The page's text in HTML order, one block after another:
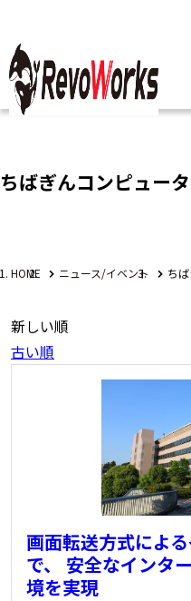
ちばぎんコンピュー
HOME ニュース/イベント ち
新しい順
古い順
画面転送方式によ
で、 安全なインタ
境を実現